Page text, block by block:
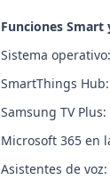
Funciones
Sistema
SmartThings
Samsung TV Plus:
Microsoft 365 en
Asistentes de